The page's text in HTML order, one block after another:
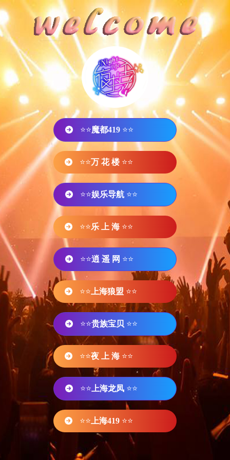
⭐⭐魔都419 ⭐⭐
⭐⭐万 花 楼 ⭐⭐
⭐⭐娱乐导航 ⭐⭐
⭐⭐乐 上 海 ⭐⭐
⭐⭐逍 遥 网 ⭐⭐
⭐⭐ 上海狼盟 ⭐⭐
⭐⭐贵族宝贝 ⭐⭐
⭐⭐夜 上 海 ⭐⭐
⭐⭐ 上海龙凤 ⭐⭐
⭐⭐ 上海419 ⭐⭐